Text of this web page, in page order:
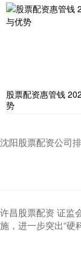
股票配资惠管钱
势
沈阳股票配资公司
许昌股票配资 证监
施，进一步突出“硬